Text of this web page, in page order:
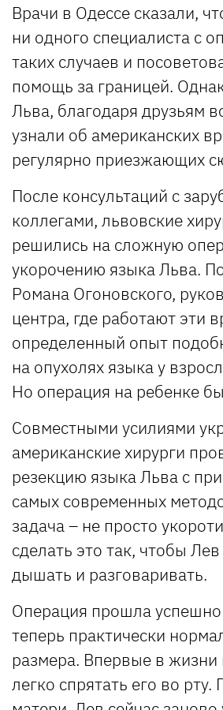
Врачи в Одессе сказали,
ни одного специалиста с
таких случаев и
помощь за границей.
Льва, благодаря друзьям
узнали об американских
регулярно приезжающих
После консультаций с
коллегами, львовские
решились на сложную
укорочению языка Льва.
Романа Огоновского,
центра, где работают эти
определенный опыт
на опухолях языка у
Но операция на ребенке
Совместными усилиями
американские хирурги
резекцию языка Льва с
самых современных
задача – не просто
сделать это так, чтобы
дышать и разговаривать.
Операция прошла
теперь практически
размера. Впервые в
легко спрятать его во рту.